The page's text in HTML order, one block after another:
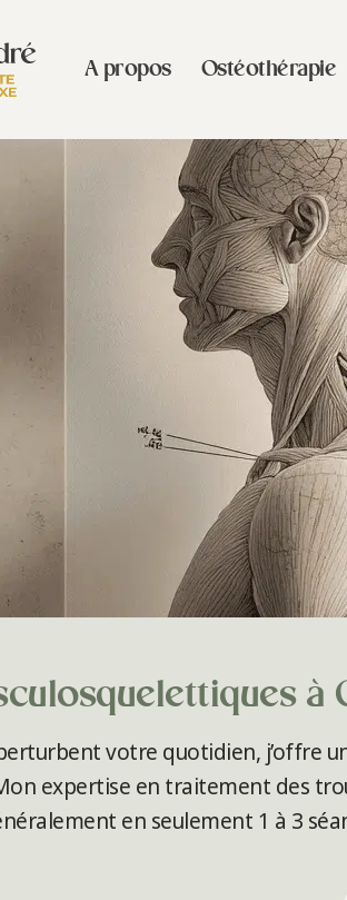
A propos Ostéothérapie
à
votre quotidien, j’offre
expertise en traitement des
en seulement 1 à 3